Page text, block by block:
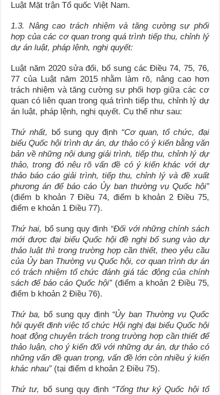
Luật Mặt trận Tổ quốc Việt Nam.
1.3. Nâng cao trách nhiệm và tăng cường sự phối
hợp của các cơ quan trong quá trình tiếp thu, chỉnh lý
dự án luật, pháp lệnh, nghị quyết:
Luật năm 2020 sửa đổi, bổ sung các Điều 74, 75, 76,
77 của Luật năm 2015 nhằm làm rõ, nâng cao hơn
trách nhiệm và tăng cường sự phối hợp giữa các cơ
quan có liên quan trong quá trình tiếp thu, chỉnh lý dự
án luật, pháp lệnh, nghị quyết. Cụ thể như sau:
Thứ nhất, bổ sung quy định “Cơ quan, tổ chức, đại
biểu Quốc hội trình dự án, dự thảo có ý kiến bằng văn
bản về những nội dung giải trình, tiếp thu, chỉnh lý dự
thảo, trong đó nêu rõ vấn đề có ý kiến khác với dự
thảo báo cáo giải trình, tiếp thu, chỉnh lý và đề xuất
phương án để báo cáo Ủy ban thường vụ Quốc hội”
(điểm b khoản 7 Điều 74, điểm b khoản 2 Điều 75,
điểm e khoản 1 Điều 77).
Thứ hai, bổ sung quy định “Đối với những chính sách
mới được đại biểu Quốc hội đề nghị bổ sung vào dự
thảo luật thì trong trường hợp cần thiết, theo yêu cầu
của Ủy ban Thường vụ Quốc hội, cơ quan trình dự án
có trách nhiệm tổ chức đánh giá tác động của chính
sách để báo cáo Quốc hội”(điểm a khoản 2 Điều 75,
điểm b khoản 2 Điều 76).
Thứ ba, bổ sung quy định “Ủy ban Thường vụ Quốc
hội quyết định việc tổ chức Hội nghị đại biểu Quốc hội
hoạt động chuyên trách trong trường hợp cần thiết để
thảo luận, cho ý kiến đối với những dự án, dự thảo có
những vấn đề quan trọng, vấn đề lớn còn nhiều ý kiến
khác nhau”(tại điểm d khoản 2 Điều 75).
Thứ tư, bổ sung quy định “Tổng thư ký Quốc hội tổ